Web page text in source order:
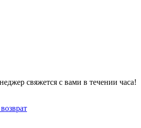
свяжется с вами в течении часа!